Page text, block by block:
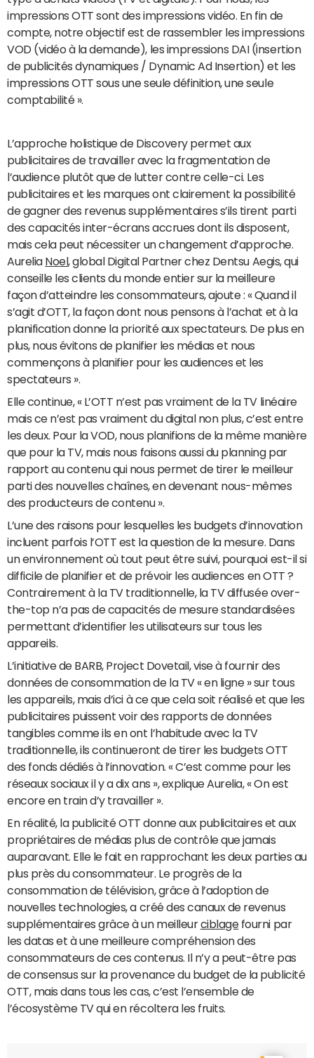
impressions OTT sont des impressions vidéo. En fin de
compte, notre objectif est de rassembler les impressions
VOD (vidéo à la demande), les impressions DAI (insertion
de publicités dynamiques / Dynamic Ad Insertion) et les
impressions OTT sous une seule définition, une seule
comptabilité ».
L’approche holistique de Discovery permet aux
publicitaires de travailler avec la fragmentation de
l’audience plutôt que de lutter contre celle-ci. Les
publicitaires et les marques ont clairement la possibilité
de gagner des revenus supplémentaires s’ils tirent parti
des capacités inter-écrans accrues dont ils disposent,
mais cela peut nécessiter un changement d’approche.
Aurelia Noel , global Digital Partner chez Dentsu Aegis, qui
conseille les clients du monde entier sur la meilleure
façon d’atteindre les consommateurs, ajoute : « Quand il
s’agit d’OTT, la façon dont nous pensons à l’achat et à la
planification donne la priorité aux spectateurs. De plus en
plus, nous évitons de planifier les médias et nous
commençons à planifier pour les audiences et les
spectateurs ».
Elle continue, « L’OTT n’est pas vraiment de la TV linéaire
mais ce n’est pas vraiment du digital non plus, c’est entre
les deux. Pour la VOD, nous planifions de la même manière
que pour la TV, mais nous faisons aussi du planning par
rapport au contenu qui nous permet de tirer le meilleur
parti des nouvelles chaînes, en devenant nous-mêmes
des producteurs de contenu ».
L’une des raisons pour lesquelles les budgets d’innovation
incluent parfois l’OTT est la question de la mesure. Dans
un environnement où tout peut être suivi, pourquoi est-il si
difficile de planifier et de prévoir les audiences en OTT ?
Contrairement à la TV traditionnelle, la TV diffusée over-
the-top n’a pas de capacités de mesure standardisées
permettant d’identifier les utilisateurs sur tous les
appareils.
L’initiative de BARB, Project Dovetail, vise à fournir des
données de consommation de la TV « en ligne » sur tous
les appareils, mais d’ici à ce que cela soit réalisé et que les
publicitaires puissent voir des rapports de données
tangibles comme ils en ont l’habitude avec la TV
traditionnelle, ils continueront de tirer les budgets OTT
des fonds dédiés à l’innovation. « C’est comme pour les
réseaux sociaux il y a dix ans », explique Aurelia, « On est
encore en train d’y travailler ».
En réalité, la publicité OTT donne aux publicitaires et aux
propriétaires de médias plus de contrôle que jamais
auparavant. Elle le fait en rapprochant les deux parties au
plus près du consommateur. Le progrès de la
consommation de télévision, grâce à l’adoption de
nouvelles technologies, a créé des canaux de revenus
supplémentaires grâce à un meilleurciblagefourni par
les datas et à une meilleure compréhension des
consommateurs de ces contenus. Il n’y a peut-être pas
de consensus sur la provenance du budget de la publicité
OTT, mais dans tous les cas, c’est l’ensemble de
l’écosystème TV qui en récoltera les fruits.